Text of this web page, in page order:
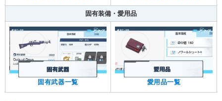
固有装備・愛用品
固有武器一覧 愛用品一覧